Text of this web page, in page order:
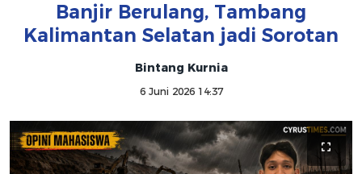
Banjir Berulang, Tambang
Kalimantan Selatan jadi Sorotan
Bintang Kurnia
6 Juni 2026 14:37